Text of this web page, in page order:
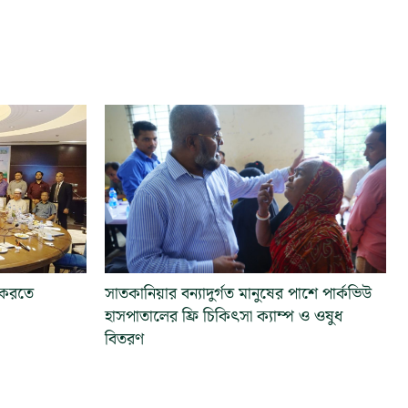
সাতকানিয়ার বন্যাদুর্গত মানুষের পাশে পার্কভিউ
হাসপাতালের ফ্রি চিকিৎসা ক্যাম্প ও ওষুধ
বিতরণ